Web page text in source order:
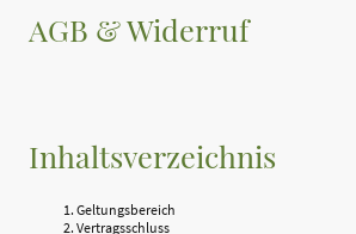
AGB & Widerruf
Inhaltsverzeichnis
Geltungsbereich
Vertragsschluss